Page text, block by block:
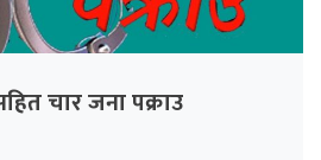
चार जना पक्राउ